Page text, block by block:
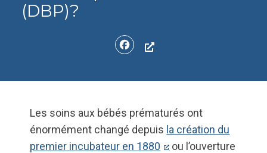
(DBP)?
Facebook
Les soins aux bébés prématurés ont
énormément changé depuis la création du
premier incubateur en 1880
ou l’ouverture